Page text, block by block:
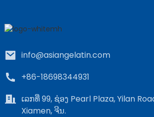
info@asiangelatin.com
+86-18698344931
ເລກທີ່ 99, ຊ່ອງ Pearl Plaza, Yilan
Xiamen, ຈີນ.